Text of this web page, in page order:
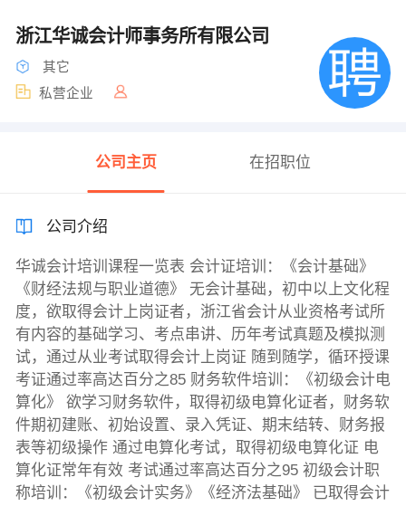
浙江华诚会计师事务所有限公司
其它
私营企业
公司主页 在招职位
公司介绍
华诚会计培训课程一览表 会计证培训：《会计基础》
《财经法规与职业道德》 无会计基础，初中以上文化程
度，欲取得会计上岗证者，浙江省会计从业资格考试所
有内容的基础学习、考点串讲、历年考试真题及模拟测
试，通过从业考试取得会计上岗证 随到随学，循环授课
考证通过率高达百分之85 财务软件培训：《初级会计电
算化》 欲学习财务软件，取得初级电算化证者，财务软
件期初建账、初始设置、录入凭证、期末结转、财务报
表等初级操作 通过电算化考试，取得初级电算化证 电
算化证常年有效 考试通过率高达百分之95 初级会计职
称培训：《初级会计实务》《经济法基础》 已取得会计